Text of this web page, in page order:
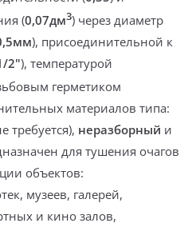
(0,07дм3) через диаметр
), присоединительной к
2"), температурой
герметиком
материалов типа:
требуется), неразборный и
для тушения очагов
объектов:
музеев, галерей,
и кино залов,